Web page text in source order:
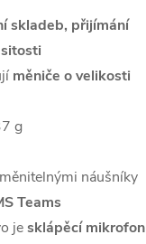
skladeb, přijímání
měniče o velikosti
g
náušníky
Teams
jesklápěcí mikrofon